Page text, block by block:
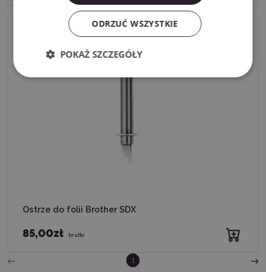
Ostrze do folii Brother SDX
85,00zł brutto
123
ODRZUĆ WSZYSTKIE
POKAŻ SZCZEGÓŁY